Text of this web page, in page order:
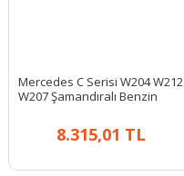
Mercedes C Serisi W204 W212
W207 Şamandıralı Benzin
8.315,01 TL